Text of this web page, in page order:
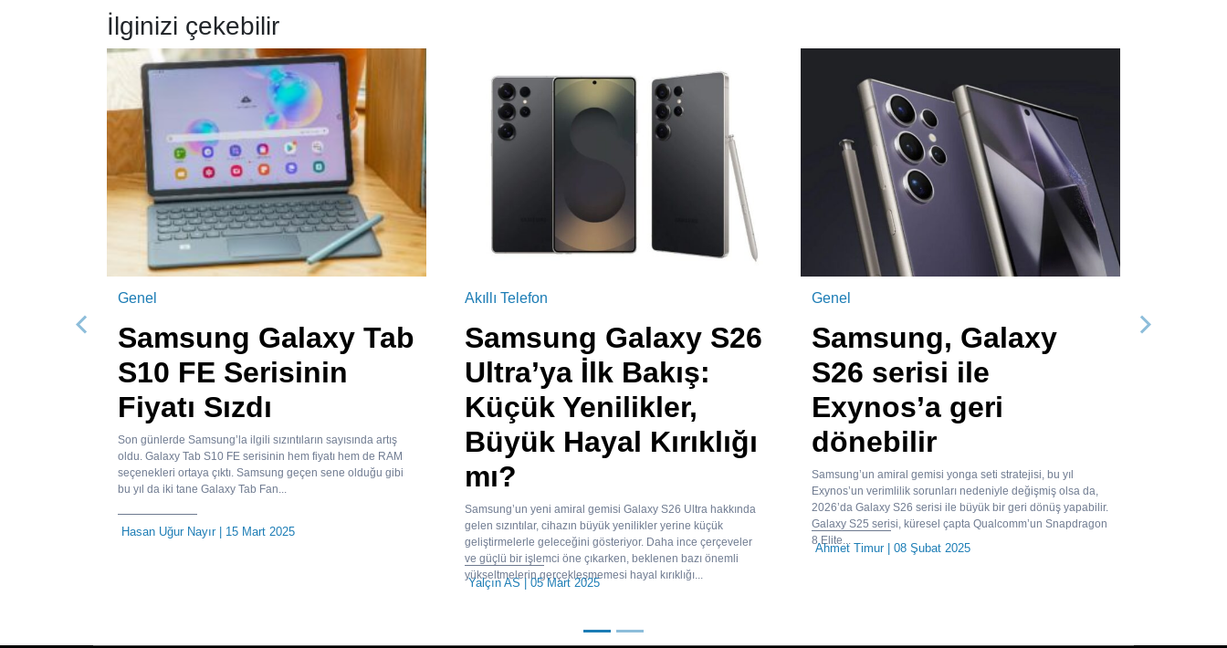
İlginizi çekebilir
Genel
Samsung Galaxy Tab
S10 FE Serisinin
Fiyatı Sızdı
Son günlerde Samsung’la ilgili sızıntıların sayısında artış
oldu. Galaxy Tab S10 FE serisinin hem fiyatı hem de RAM
seçenekleri ortaya çıktı. Samsung geçen sene olduğu gibi
bu yıl da iki tane Galaxy Tab Fan...
Hasan Uğur Nayır| 15 Mart 2025
Akıllı Telefon
Samsung Galaxy S26
Ultra’ya İlk Bakış:
Küçük Yenilikler,
Büyük Hayal Kırıklığı
mı?
Samsung’un yeni amiral gemisi Galaxy S26 Ultra hakkında
gelen sızıntılar, cihazın büyük yenilikler yerine küçük
geliştirmelerle geleceğini gösteriyor. Daha ince çerçeveler
ve güçlü bir işlemci öne çıkarken, beklenen bazı önemli
yükseltmelerin gerçekleşmemesi hayal kırıklığı...
Yalçın AS| 05 Mart 2025
Genel
Samsung, Galaxy
S26 serisi ile
Exynos’a geri
dönebilir
Samsung’un amiral gemisi yonga seti stratejisi, bu yıl
Exynos’un verimlilik sorunları nedeniyle değişmiş olsa da,
2026’da Galaxy S26 serisi ile büyük bir geri dönüş yapabilir.
Galaxy S25 serisi, küresel çapta Qualcomm’un Snapdragon
8 Elite...
Ahmet Timur| 08 Şubat 2025
Önceki Sonraki